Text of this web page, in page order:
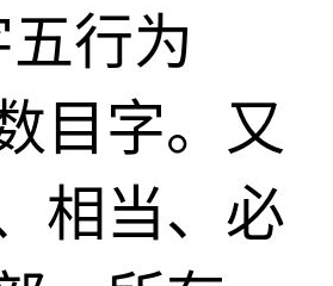
行为
目字。又
相当、必